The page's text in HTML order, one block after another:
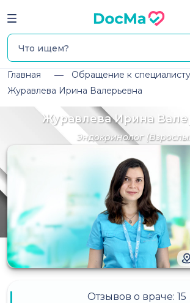
Главная
Обращение к
Журавлева Ирина Валерьевна
Журавлева Ирина
Эндокринолог
Отзывов о враче: 15